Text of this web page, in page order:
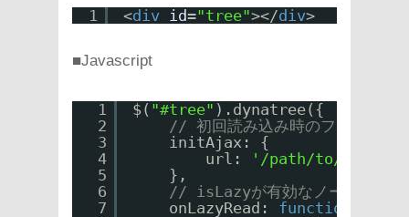
1 <div id="tree"></div>
■Javascript
1
2
3
4
5
6
7
$( "#tree" ).dynatree({
// 初回読み込み時のファイルツ
initAjax: {
url:
'/path/to/
},
// isLazyが有効なノードが展開
onLazyRead: function